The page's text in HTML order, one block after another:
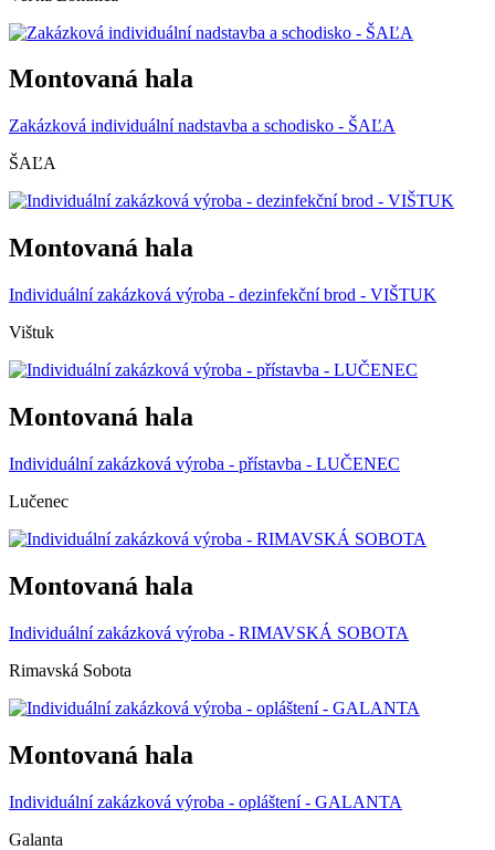
Montovaná hala
Zakázková individuální nadstavba a schodisko - ŠAĽA
ŠAĽA
Montovaná hala
Individuální zakázková výroba - dezinfekční brod - VIŠTUK
Vištuk
Montovaná hala
Individuální zakázková výroba - přístavba - LUČENEC
Lučenec
Montovaná hala
Individuální zakázková výroba - RIMAVSKÁ SOBOTA
Rimavská Sobota
Montovaná hala
Individuální zakázková výroba - opláštení - GALANTA
Galanta